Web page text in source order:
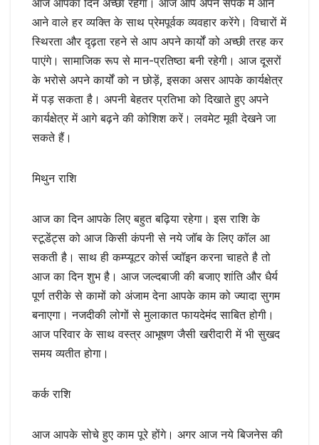
आने वाले हर व्यक्ति के साथ प्रेमपूर्वक व्यवहार करेंगे। विचारों में
स्थिरता और दृढ़ता रहने से आप अपने कार्यों को अच्छी तरह कर
पाएंगे। सामाजिक रूप से मान-प्रतिष्ठा बनी रहेगी। आज दूसरों
के भरोसे अपने कार्यों को न छोड़ें, इसका असर आपके कार्यक्षेत्र
में पड़ सकता है। अपनी बेहतर प्रतिभा को दिखाते हुए अपने
कार्यक्षेत्र में आगे बढ़ने की कोशिश करें। लवमेट मूवी देखने जा
सकते हैं।
मिथुन राशि
आज का दिन आपके लिए बहुत बढ़िया रहेगा। इस राशि के
स्टूडेंट्स को आज किसी कंपनी से नये जॉब के लिए कॉल आ
सकती है। साथ ही कम्प्यूटर कोर्स ज्वॉइन करना चाहते है तो
आज का दिन शुभ है। आज जल्दबाजी की बजाए शांति और धैर्य
पूर्ण तरीके से कामों को अंजाम देना आपके काम को ज्यादा सुगम
बनाएगा। नजदीकी लोगों से मुलाकात फायदेमंद साबित होगी।
आज परिवार के साथ वस्त्र आभूषण जैसी खरीदारी में भी सुखद
समय व्यतीत होगा।
कर्क राशि
आज आपके सोचे हुए काम पूरे होंगे। अगर आज नये बिजनेस की